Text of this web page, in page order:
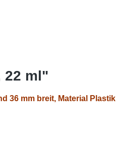
22 ml"
36 mm breit, Material Plastik